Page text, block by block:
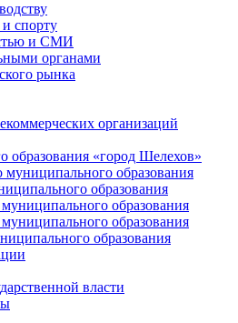
спорту
и СМИ
органами
рынка
организаций
«город Шелехов»
образования
образования
образования
образования
образования
власти